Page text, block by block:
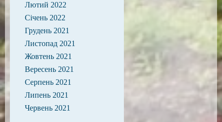
Лютий 2022
Січень 2022
Грудень 2021
Листопад 2021
Жовтень 2021
Вересень 2021
Серпень 2021
Липень 2021
Червень 2021